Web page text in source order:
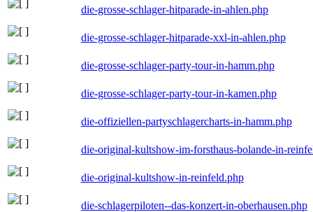
die-grosse-schlager-hitparade-in-ahlen.php
die-grosse-schlager-hitparade-xxl-in-ahlen.php
die-grosse-schlager-party-tour-in-hamm.php
die-grosse-schlager-party-tour-in-kamen.php
die-offiziellen-partyschlagercharts-in-hamm.php
die-original-kultshow-im-forsthaus-bolande-in-
die-original-kultshow-in-reinfeld.php
die-schlagerpiloten--das-konzert-in-oberhausen.php